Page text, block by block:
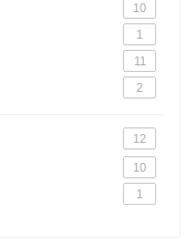
10
1
11
2
12
10
1